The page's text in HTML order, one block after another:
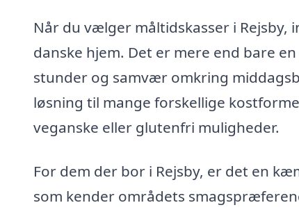
Når du vælger måltidskasser i
danske hjem. Det er mere end bare
stunder og samvær omkring
løsning til mange forskellige
veganske eller glutenfri muligheder.
For dem der bor i Rejsby, er det en
som kender områdets